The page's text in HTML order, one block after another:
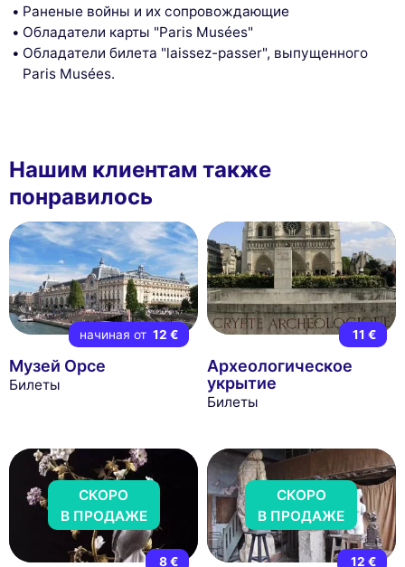
Раненые войны и их сопровождающие
Обладатели карты "Paris Musées"
Обладатели билета "laissez-passer", выпущенного
Paris Musées.
Нашим клиентам также
понравилось
начиная от 12 €
Музей Орсе
Билеты
11 €
Археологическое
укрытие
Билеты
СКОРО
В ПРОДАЖЕ
8 €
СКОРО
В ПРОДАЖЕ
12 €